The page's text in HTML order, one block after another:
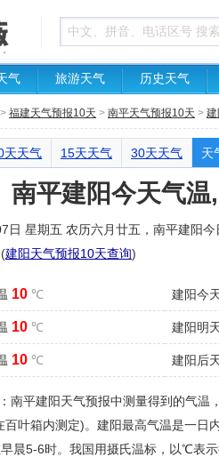
气 旅游天气 历史天气
> 福建天气预报10天 > 南平天气预报10天 >
天天气 15天天气 30天天气 天
南平建阳今天气温
日 星期五 农历六月廿五，南平建阳
建阳天气预报10天查询)
10 ℃ 建阳今
10 ℃ 建阳明
10 ℃ 建阳后
南平建阳天气预报中测量得到的气温
百叶箱内测定)。建阳最高气温是一日
晨5-6时。我国用摄氏温标，以℃表